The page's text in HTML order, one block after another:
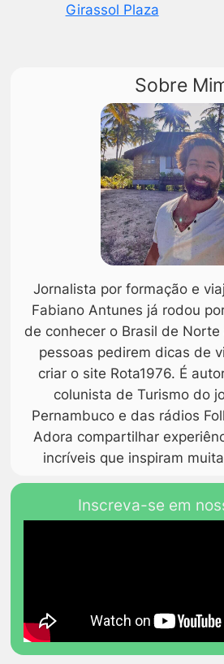
Girassol Plaza
Sobre
Jornalista por formação e
Fabiano Antunes já rodou
de conhecer o Brasil de
pessoas pedirem dicas de
criar o site Rota1976. É
colunista de Turismo do
Pernambuco e das rádios
Adora compartilhar
incríveis que inspiram
Inscreva-se em